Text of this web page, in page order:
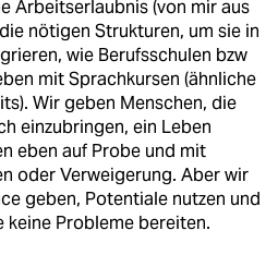
Arbeitserlaubnis (von mir aus
nötigen Strukturen, um sie in
wie Berufsschulen bzw
mit Sprachkursen (ähnliche
Wir geben Menschen, die
einzubringen, ein Leben
eben auf Probe und mit
oder Verweigerung. Aber wir
geben, Potentiale nutzen und
Probleme bereiten.